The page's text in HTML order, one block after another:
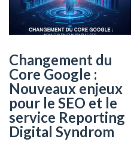
Changement du
Core Google :
Nouveaux enjeux
pour le SEO et le
service Reporting
Digital Syndrom